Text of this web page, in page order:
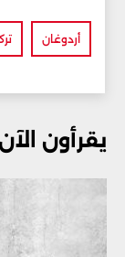
أردوغان
يقرأون الآن